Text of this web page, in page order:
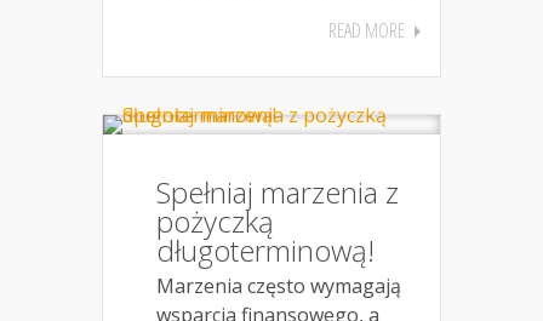
READ MORE
Spełniaj marzenia z
pożyczką
długoterminową!
Marzenia często wymagają
wsparcia finansowego, a